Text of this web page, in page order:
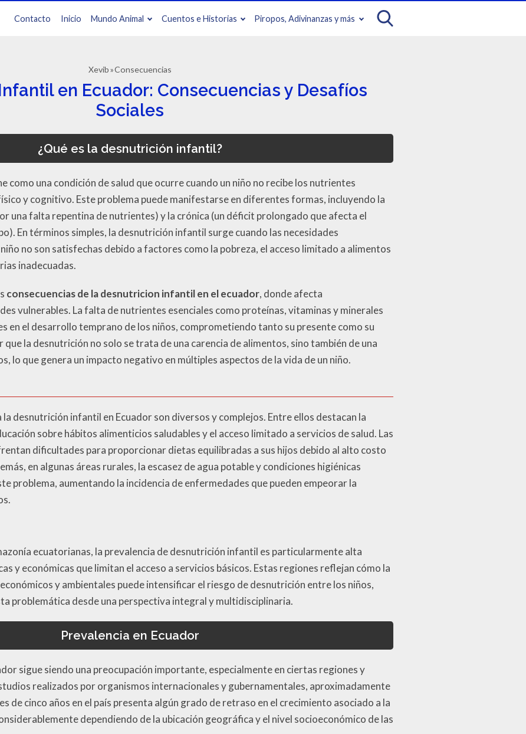
Contacto Inicio Mundo Animal Cuentos e Historias Piropos, Adivinanzas y más
Xevib Consecuencias
en Ecuador: Consecuencias y Desafíos
Sociales
¿Qué es la desnutrición infantil?
como una condición de salud que ocurre cuando un niño no recibe los nutrientes
y cognitivo. Este problema puede manifestarse en diferentes formas, incluyendo la
una falta repentina de nutrientes) y la crónica (un déficit prolongado que afecta el
En términos simples, la desnutrición infantil surge cuando las necesidades
no son satisfechas debido a factores como la pobreza, el acceso limitado a alimentos
inadecuadas.
consecuencias de la desnutricion infantil en el ecuador, donde afecta
vulnerables. La falta de nutrientes esenciales como proteínas, vitaminas y minerales
en el desarrollo temprano de los niños, comprometiendo tanto su presente como su
la desnutrición no solo se trata de una carencia de alimentos, sino también de una
lo que genera un impacto negativo en múltiples aspectos de la vida de un niño.
desnutrición infantil en Ecuador son diversos y complejos. Entre ellos destacan la
sobre hábitos alimenticios saludables y el acceso limitado a servicios de salud. Las
dificultades para proporcionar dietas equilibradas a sus hijos debido al alto costo
en algunas áreas rurales, la escasez de agua potable y condiciones higiénicas
problema, aumentando la incidencia de enfermedades que pueden empeorar la
ecuatorianas, la prevalencia de desnutrición infantil es particularmente alta
y económicas que limitan el acceso a servicios básicos. Estas regiones reflejan cómo la
y ambientales puede intensificar el riesgo de desnutrición entre los niños,
problemática desde una perspectiva integral y multidisciplinaria.
Prevalencia en Ecuador
sigue siendo una preocupación importante, especialmente en ciertas regiones y
realizados por organismos internacionales y gubernamentales, aproximadamente
de cinco años en el país presenta algún grado de retraso en el crecimiento asociado a la
dependiendo de la ubicación geográfica y el nivel socioeconómico de las